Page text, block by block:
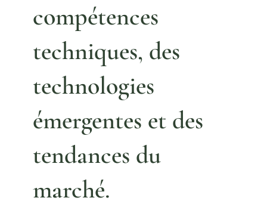
compétences
techniques, des
technologies
émergentes et des
tendances du
marché.